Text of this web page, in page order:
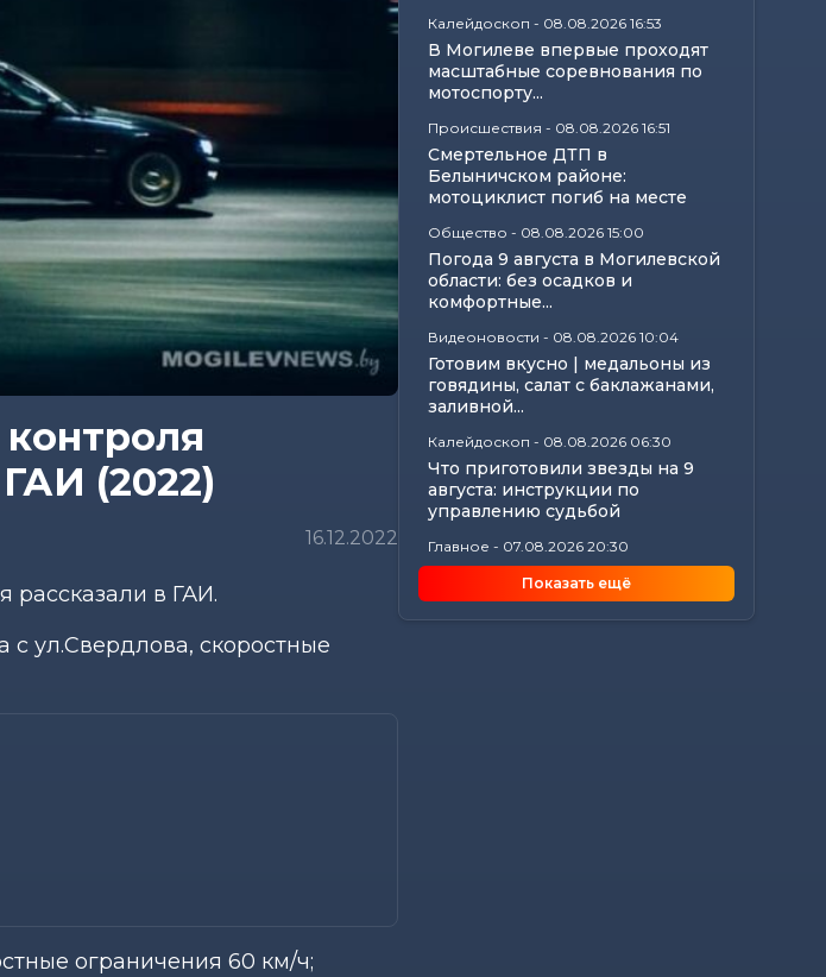
(2022)
16.12.2022
рассказали в ГАИ.
с ул.Свердлова, скоростные
ограничения 60 км/ч;
Калейдоскоп - 08.08.2026 16:53
В Могилеве впервые проходят
масштабные соревнования по
мотоспорту...
Происшествия - 08.08.2026 16:51
Смертельное ДТП в
Белыничском районе:
мотоциклист погиб на месте
Общество - 08.08.2026 15:00
Погода 9 августа в Могилевской
области: без осадков и
комфортные...
Видеоновости - 08.08.2026 10:04
Готовим вкусно | медальоны из
говядины, салат с баклажанами,
заливной...
Калейдоскоп - 08.08.2026 06:30
Что приготовили звезды на 9
августа: инструкции по
управлению судьбой
Главное - 07.08.2026 20:30
От автолавок до цен на
продукты: Лукашенко
обозначил проблемы...
Показать ещё